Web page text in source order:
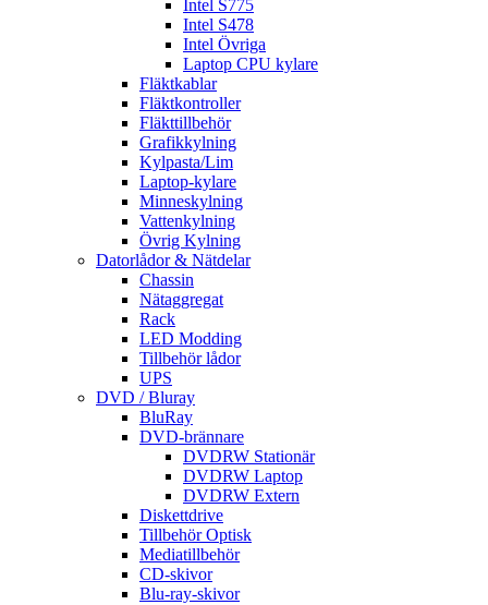
Intel S775
Intel S478
Intel Övriga
Laptop CPU kylare
Fläktkablar
Fläktkontroller
Fläkttillbehör
Grafikkylning
Kylpasta/Lim
Laptop-kylare
Minneskylning
Vattenkylning
Övrig Kylning
Datorlådor & Nätdelar
Chassin
Nätaggregat
Rack
LED Modding
Tillbehör lådor
UPS
DVD / Bluray
BluRay
DVD-brännare
DVDRW Stationär
DVDRW Laptop
DVDRW Extern
Diskettdrive
Tillbehör Optisk
Mediatillbehör
CD-skivor
Blu-ray-skivor